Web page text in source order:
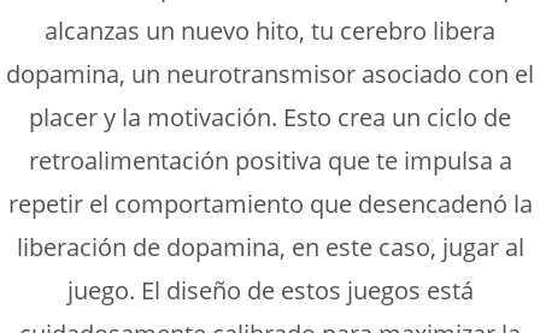
alcanzas un nuevo hito, tu cerebro libera
dopamina, un neurotransmisor asociado con el
placer y la motivación. Esto crea un ciclo de
retroalimentación positiva que te impulsa a
repetir el comportamiento que desencadenó la
liberación de dopamina, en este caso, jugar al
juego. El diseño de estos juegos está